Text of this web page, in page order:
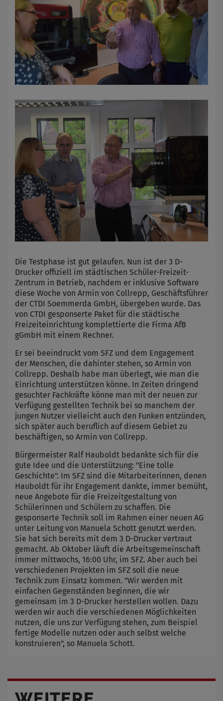
Die Testphase ist gut gelaufen. Nun ist der 3 D-
Drucker offiziell im städtischen Schüler-Freizeit-
Zentrum in Betrieb, nachdem er inklusive Software
diese Woche von Armin von Collrepp, Geschäftsführer
der CTDI Soemmerda GmbH, übergeben wurde. Das
von CTDI gesponserte Paket für die städtische
Freizeiteinrichtung komplettierte die Firma AfB
gGmbH mit einem Rechner.
Er sei beeindruckt vom SFZ und dem Engagement
der Menschen, die dahinter stehen, so Armin von
Collrepp. Deshalb habe man überlegt, wie man die
Einrichtung unterstützen könne. In Zeiten dringend
gesuchter Fachkräfte könne man mit der neuen zur
Verfügung gestellten Technik bei so manchem der
jungen Nutzer vielleicht auch den Funken entzünden,
sich später auch beruflich auf diesem Gebiet zu
beschäftigen, so Armin von Collrepp.
Bürgermeister Ralf Hauboldt bedankte sich für die
gute Idee und die Unterstützung: "Eine tolle
Geschichte". Im SFZ sind die Mitarbeiterinnen, denen
Hauboldt für ihr Engagement dankte, immer bemüht,
neue Angebote für die Freizeitgestaltung von
Schülerinnen und Schülern zu schaffen. Die
gesponserte Technik soll im Rahmen einer neuen AG
unter Leitung von Manuela Schott genutzt werden.
Sie hat sich bereits mit dem 3 D-Drucker vertraut
gemacht. Ab Oktober läuft die Arbeitsgemeinschaft
immer mittwochs, 16:00 Uhr, im SFZ. Aber auch bei
verschiedenen Projekten im SFZ soll die neue
Technik zum Einsatz kommen. "Wir werden mit
einfachen Gegenständen beginnen, die wir
gemeinsam im 3 D-Drucker herstellen wollen. Dazu
werden wir auch die verschiedenen Möglichkeiten
nutzen, die uns zur Verfügung stehen, zum Beispiel
fertige Modelle nutzen oder auch selbst welche
konstruieren", so Manuela Schott.